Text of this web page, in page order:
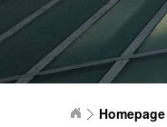
Homepage